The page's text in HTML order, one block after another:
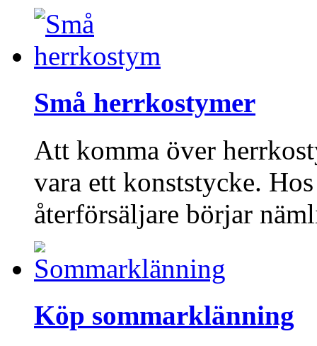
Små herrkostymer
Att komma över
vara ett konststycke.
återförsäljare börjar
Köp sommarklänning